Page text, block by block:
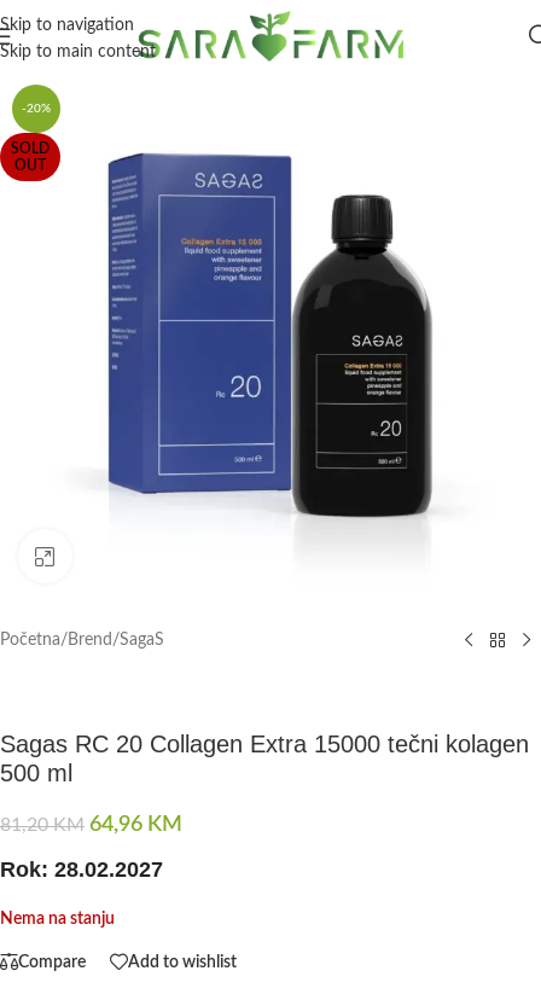
Skip to navigation
Skip to main content
-20%
SOLD
OUT
Početna/ Brend /SagaS
Sagas RC 20 Collagen Extra 15000 tečni kolagen
500 ml
81,20KM 64,96 KM
Rok: 28.02.2027
Nema na stanju
Compare Add to wishlist